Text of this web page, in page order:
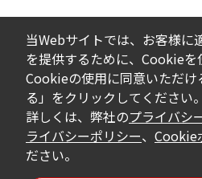
当Webサイトでは、お客様に
を提供するために、Cookieを
Cookieの使用に同意いただけ
る」をクリックしてください。
詳しくは、弊社のプライバシ
ライバシーポリシー、 Cookie
ださい。